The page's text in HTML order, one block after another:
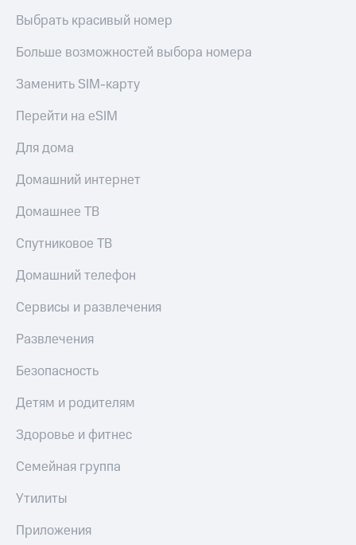
Инвестиции
Получайте
онлайн
Страхование
полисов
онлайн
Скидка 30%
на связь
С картой
Деньги
Накопления
Откладывайте
и получайте
Платежи
переводы
Пополнить
номер
МТС
Пополнить
Скидка
30%
на связь
Тарифы
РИИЛ
дешевле
при оплате
с карты
МТС Деньги
Обзоры
до 40%
покупке
МТС
Выбрать красивый номер
Больше возможностей выбора номера
Заменить SIM-карту
Перейти на eSIM
Для дома
Домашний интернет
Домашнее ТВ
Спутниковое ТВ
Домашний телефон
Сервисы и развлечения
Развлечения
Безопасность
Детям и родителям
Здоровье и фитнес
Семейная группа
Утилиты
Приложения